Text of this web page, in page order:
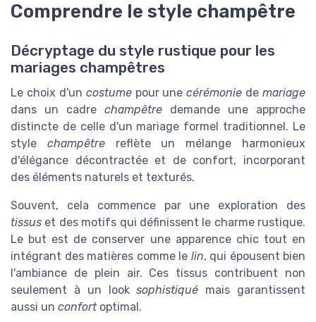
Comprendre le style champêtre
Décryptage du style rustique pour les
mariages champêtres
Le choix d'un costumepour unecérémonie de mariage
dans un cadre champêtre demande une approche
distincte de celle d'un mariage formel traditionnel. Le
style champêtrereflète un mélange harmonieux
d'élégance décontractée et de confort, incorporant
des éléments naturels et texturés.
Souvent, cela commence par une exploration des
tissus et des motifs qui définissent le charme rustique.
Le but est de conserver une apparence chic tout en
intégrant des matières comme le lin, qui épousent bien
l'ambiance de plein air. Ces tissus contribuent non
seulement à un looksophistiqué mais garantissent
aussi un confortoptimal.